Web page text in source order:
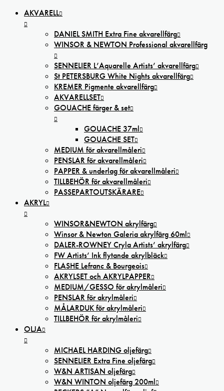
AKVARELL
DANIEL SMITH Extra Fine akvarellfärg
WINSOR & NEWTON Professional akvarellfärg
SENNELIER L’Aquarelle Artists’ akvarellfärg
St PETERSBURG White Nights akvarellfärg
KREMER Pigmente akvarellfärg
AKVARELLSET
GOUACHE färger & set
GOUACHE 37ml
GOUACHE SET
MEDIUM för akvarellmåleri
PENSLAR för akvarellmåleri
PAPPER & underlag för akvarellmåleri
TILLBEHÖR för akvarellmåleri
PASSEPARTOUTSKÄRARE
AKRYL
WINSOR&NEWTON akrylfärg
Winsor & Newton Galeria akrylfärg 60ml
DALER-ROWNEY Cryla Artists’ akrylfärg
FW Artists’ Ink flytande akrylbläck
FLASHE Lefranc & Bourgeois
AKRYLSET och AKRYLPAPPER
MEDIUM/GESSO för akrylmåleri
PENSLAR för akrylmåleri
MÅLARDUK för akrylmåleri
TILLBEHÖR för akrylmåleri
OLJA
MICHAEL HARDING oljefärg
SENNELIER Extra Fine oljefärg
W&N ARTISAN oljefärg
W&N WINTON oljefärg 200ml